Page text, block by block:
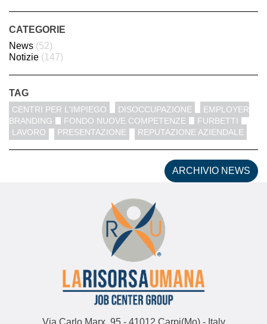
CATEGORIE
News (52)
Notizie (147)
TAG
CENTRI PER L'IMPIEGO DISOCCUPAZIONE
EMPLOYER
BRANDING
FONDO NUOVE COMPETENZE
FURBETTI
LAVORO
PRESENTAZIONE REPUTAZIONE AZIENDALE
ARCHIVIO NEWS